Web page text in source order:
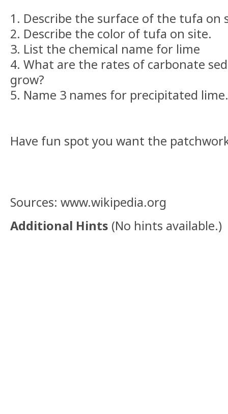
1. Describe the surface of the tufa on
2. Describe the color of tufa on site.
3. List the chemical name for lime
4. What are the rates of carbonate
grow?
5. Name 3 names for precipitated lime.
Have fun spot you want the
Sources: www.wikipedia.org
Additional Hints (No hints available.)